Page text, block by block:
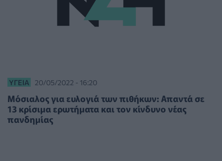
ΥΓΕΊΑ 20/05/2022 - 16:20
Μόσιαλος για ευλογιά των πιθήκων: Απαντά σε
13 κρίσιμα ερωτήματα και τον κίνδυνο νέας
πανδημίας